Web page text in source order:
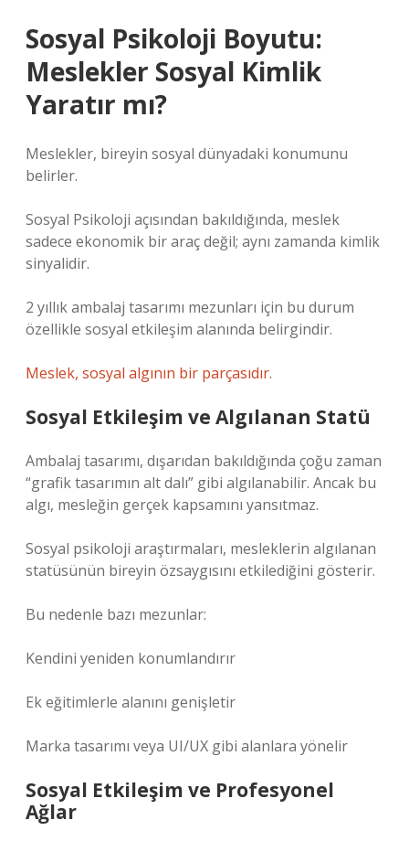
Sosyal Psikoloji Boyutu:
Meslekler Sosyal Kimlik
Yaratır mı?
Meslekler, bireyin sosyal dünyadaki konumunu
belirler.
Sosyal Psikoloji açısından bakıldığında, meslek
sadece ekonomik bir araç değil; aynı zamanda kimlik
sinyalidir.
2 yıllık ambalaj tasarımı mezunları için bu durum
özellikle sosyal etkileşim alanında belirgindir.
Meslek, sosyal algının bir parçasıdır.
Sosyal Etkileşim ve Algılanan Statü
Ambalaj tasarımı, dışarıdan bakıldığında çoğu zaman
“grafik tasarımın alt dalı” gibi algılanabilir. Ancak bu
algı, mesleğin gerçek kapsamını yansıtmaz.
Sosyal psikoloji araştırmaları, mesleklerin algılanan
statüsünün bireyin özsaygısını etkilediğini gösterir.
Bu nedenle bazı mezunlar:
Kendini yeniden konumlandırır
Ek eğitimlerle alanını genişletir
Marka tasarımı veya UI/UX gibi alanlara yönelir
Sosyal Etkileşim ve Profesyonel
Ağlar